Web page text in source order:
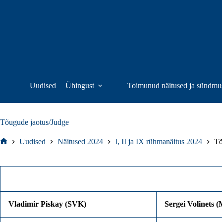
Uudised Ühingust Toimunud näitused ja
Tõugude jaotus/Judge
Uudised Näitused 2024 I, II ja IX rühmanäitus 2024
Vladimir Piskay (SVK) Sergei Volinets